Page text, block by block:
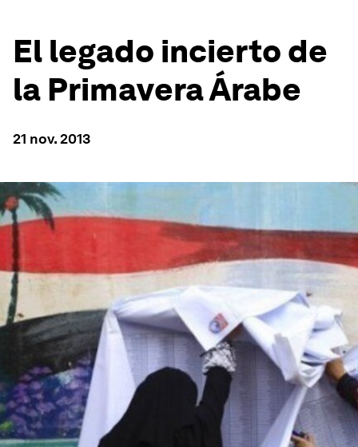
El legado incierto de
la Primavera Árabe
21 nov. 2013